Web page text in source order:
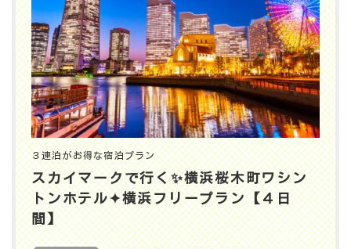
３連泊がお得な宿泊プラン
スカイマークで行く✨️横浜桜木町ワシン
トンホテル✦横浜フリープラン【４日
間】